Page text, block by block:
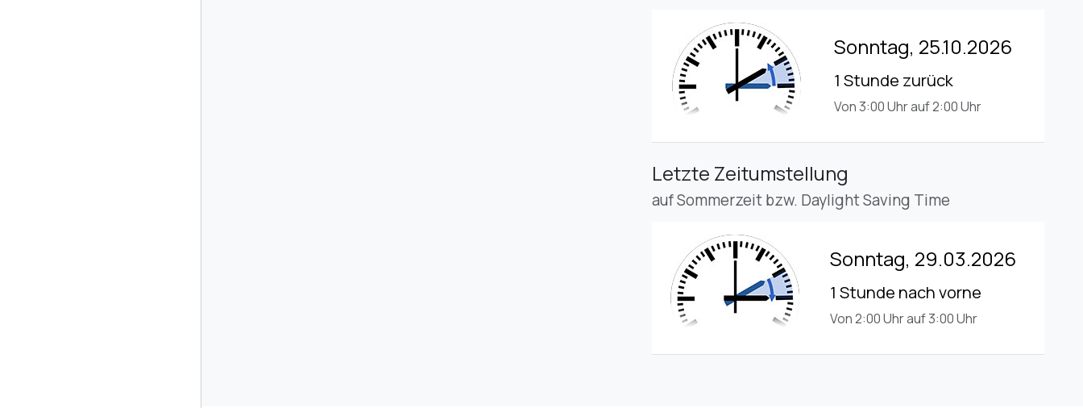
Sonntag, 25.10.2026
1 Stunde zurück
Von 3:00 Uhr auf 2:00 Uhr
Letzte Zeitumstellung
auf Sommerzeit bzw. Daylight Saving Time
Sonntag, 29.03.2026
1 Stunde nach vorne
Von 2:00 Uhr auf 3:00 Uhr